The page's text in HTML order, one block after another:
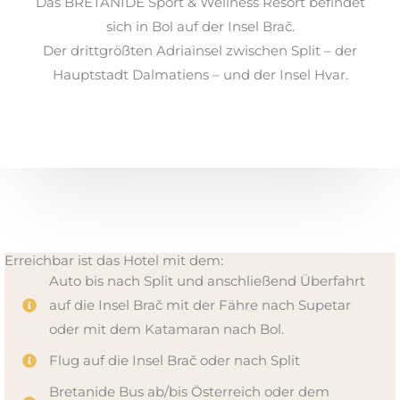
sich in Bol auf der Insel Brač.
Der drittgrößten Adriainsel zwischen Split – der
Hauptstadt Dalmatiens – und der Insel Hvar.
Erreichbar ist das Hotel mit dem:
Auto bis nach Split und anschließend Überfahrt
auf die Insel Brač mit der Fähre nach Supetar
oder mit dem Katamaran nach Bol.
Flug auf die Insel Brač oder nach Split
Bretanide Bus ab/bis Österreich oder dem